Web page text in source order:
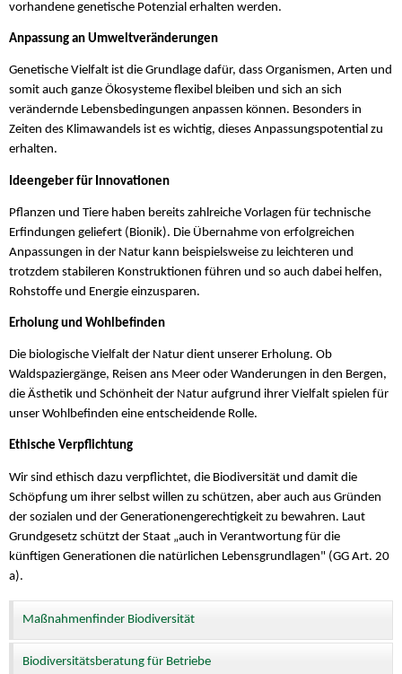
vorhandene genetische Potenzial erhalten werden.
Anpassung an Umweltveränderungen
Genetische Vielfalt ist die Grundlage dafür, dass Organismen, Arten und
somit auch ganze Ökosysteme flexibel bleiben und sich an sich
verändernde Lebensbedingungen anpassen können. Besonders in
Zeiten des Klimawandels ist es wichtig, dieses Anpassungspotential zu
erhalten.
Ideengeber für Innovationen
Pflanzen und Tiere haben bereits zahlreiche Vorlagen für technische
Erfindungen geliefert (Bionik). Die Übernahme von erfolgreichen
Anpassungen in der Natur kann beispielsweise zu leichteren und
trotzdem stabileren Konstruktionen führen und so auch dabei helfen,
Rohstoffe und Energie einzusparen.
Erholung und Wohlbefinden
Die biologische Vielfalt der Natur dient unserer Erholung. Ob
Waldspaziergänge, Reisen ans Meer oder Wanderungen in den Bergen,
die Ästhetik und Schönheit der Natur aufgrund ihrer Vielfalt spielen für
unser Wohlbefinden eine entscheidende Rolle.
Ethische Verpflichtung
Wir sind ethisch dazu verpflichtet, die Biodiversität und damit die
Schöpfung um ihrer selbst willen zu schützen, aber auch aus Gründen
der sozialen und der Generationengerechtigkeit zu bewahren. Laut
Grundgesetz schützt der Staat „auch in Verantwortung für die
künftigen Generationen die natürlichen Lebensgrundlagen" (GG Art. 20
a).
Maßnahmenfinder Biodiversität
Biodiversitätsberatung für Betriebe